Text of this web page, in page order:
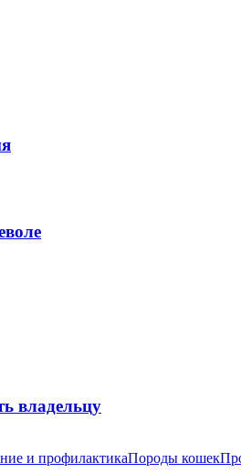
владельцу
и профилактикаПороды кошек